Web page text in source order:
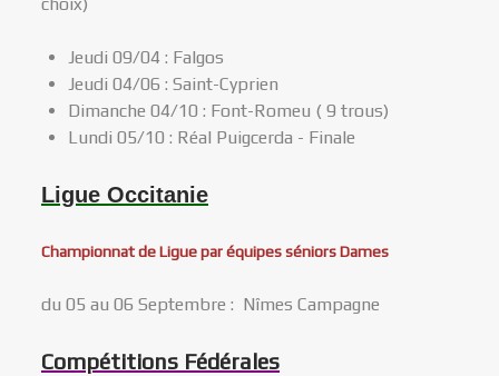
Jeudi 09/04 : Falgos
Jeudi 04/06 : Saint-Cyprien
Dimanche 04/10 : Font-Romeu ( 9 trous)
Lundi 05/10 : Réal Puigcerda - Finale
Ligue Occitanie
Championnat de Ligue par équipes séniors Dames
du 05 au 06 Septembre : Nîmes Campagne
Compétitions Fédérales